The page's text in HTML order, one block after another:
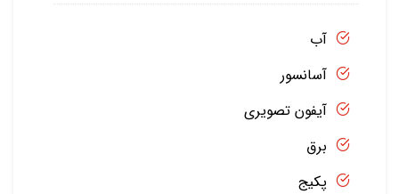
آب
آسانسور
آیفون تصویری
برق
پکیج